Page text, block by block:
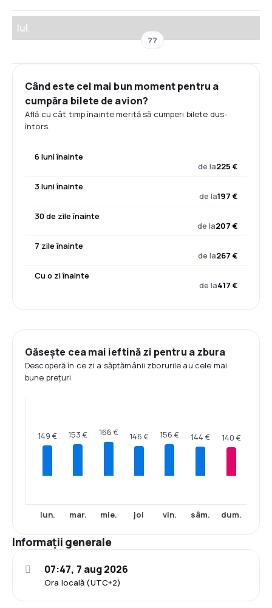
Iul.
??
Când este cel mai bun moment pentru a
cumpăra bilete de avion?
Află cu cât timp înainte merită să cumperi bilete dus-
întors.
6 luni înainte
de la225 €
3 luni înainte
de la197 €
30 de zile înainte
de la207 €
7 zile înainte
de la267 €
Cu o zi înainte
de la417 €
Găsește cea mai ieftină zi pentru a zbura
Descoperă în ce zi a săptămânii zborurile au cele mai
bune prețuri
149 €
lun.
153 €
mar.
166 €
mie.
146 €
joi
156 €
vin.
144 €
sâm.
140 €
dum.
Informații generale
Ora locală (UTC+2)
07:47, 7 aug 2026